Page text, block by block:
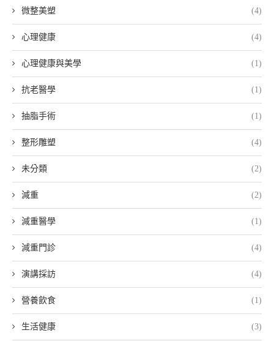
微整美塑 (4)
心理健康 (4)
心理健康與美學 (1)
抗老醫學 (1)
抽脂手術 (1)
整形雕塑 (4)
未分類 (2)
減重 (2)
減重醫學 (1)
減重門診 (4)
演講採訪 (4)
營養飲食 (1)
生活健康 (3)